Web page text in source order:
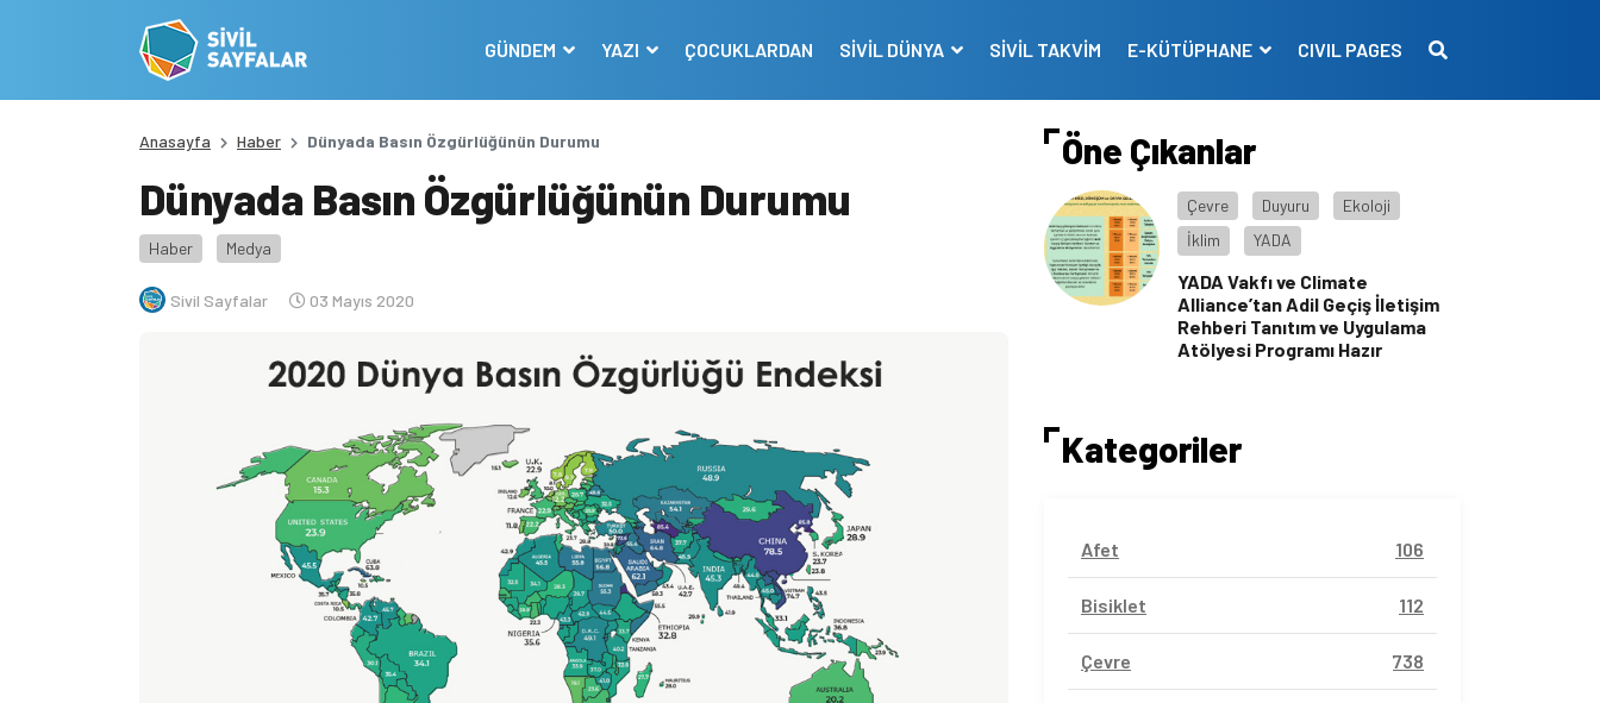
GÜNDEM YAZI ÇOCUKLARDAN SİVİL DÜNYA SİVİL TAKVİM E-KÜTÜPHANE CIVIL PAGES
Anasayfa Haber Dünyada Basın Özgürlüğünün Durumu
Dünyada Basın Özgürlüğünün Durumu
Haber Medya
Sivil Sayfalar 03 Mayıs 2020
Öne Çıkanlar
Çevre Duyuru
Ekoloji
İklim
YADA
YADA Vakfı ve Climate
Alliance’tan Adil Geçiş İletişim
Rehberi Tanıtım ve Uygulama
Atölyesi Programı Hazır
Kategoriler
Afet 106
Bisiklet 112
Çevre 738